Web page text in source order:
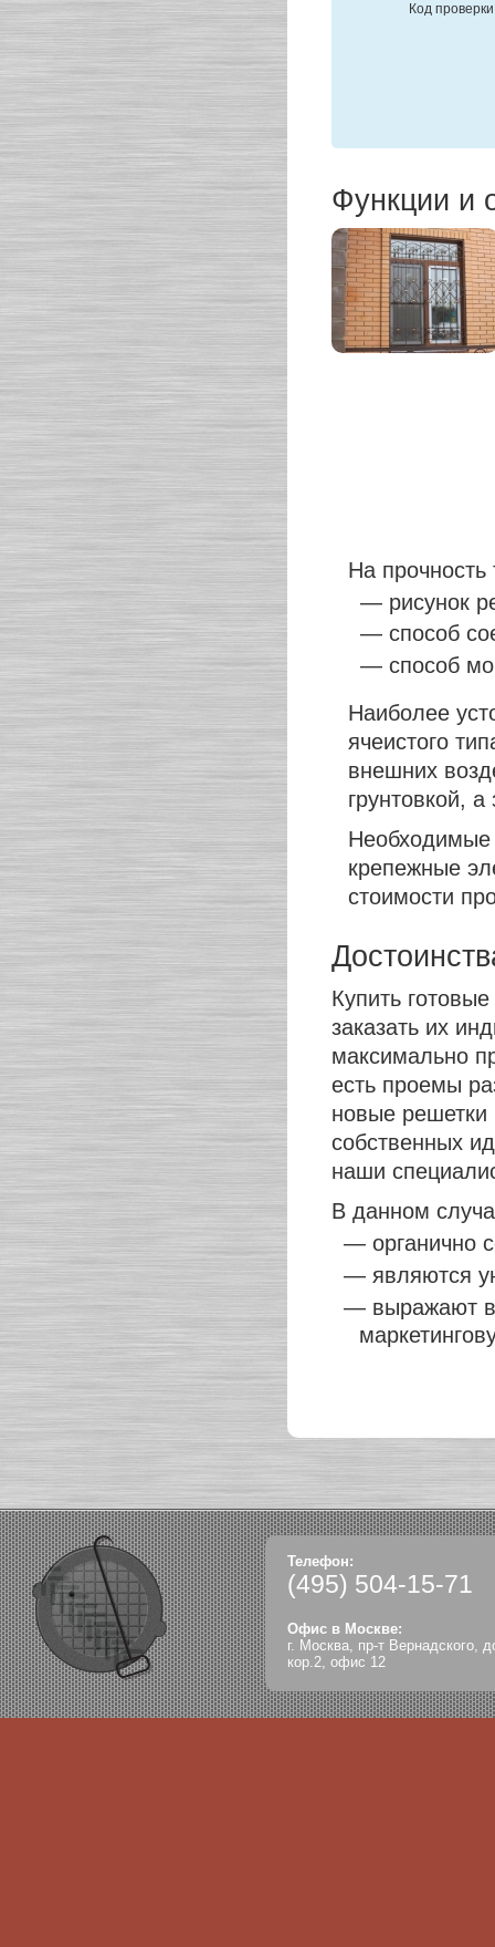
Код
Функции и
На
— рисунок
— способ
— способ
Наиболее
ячеистого
внешних
грунтовкой,
Необходимые
крепежные
стоимости
Купить
заказать их
максимально
есть проемы
новые решетки
собственных
наши
В данном
— органично
— являются
— выражают
Телефон:
(495) 504-15-71
Офис в Москве:
г. Москва, пр-т Вернадского,
кор.2, офис 12